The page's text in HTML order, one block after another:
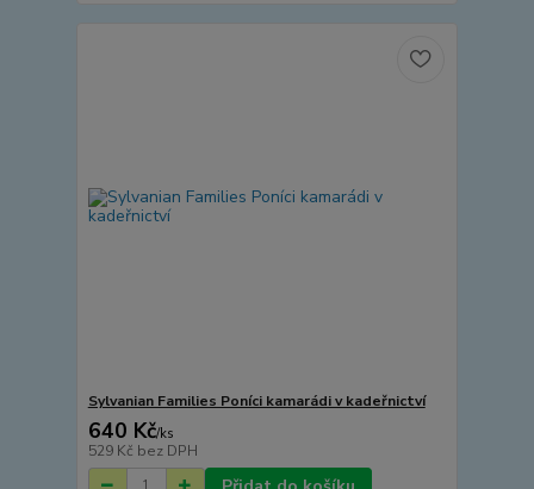
Sylvanian Families Poníci kamarádi v kadeřnictví
640 Kč/ks
529 Kč bez DPH